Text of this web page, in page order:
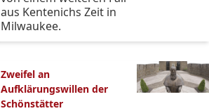
aus Kentenichs Zeit in
Milwaukee.
Zweifel an
Aufklärungswillen der
Schönstätter